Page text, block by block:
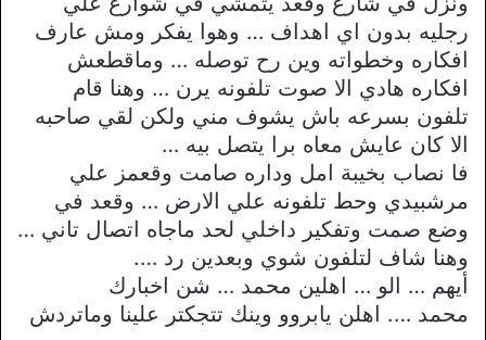
رجليه بدون اي اهداف … وهوا يفكر ومش عارف
افكاره وخطواته وين رح توصله … وماقطعش
افكاره هادي الا صوت تلفونه يرن … وهنا قام
تلفون بسرعه باش يشوف مني ولكن لقي صاحبه
الا كان عايش معاه برا يتصل بيه …
فا نصاب بخيبة امل وداره صامت وقعمز علي
مرشبيدي وحط تلفونه علي الارض … وقعد في
وضع صمت وتفكير داخلي لحد ماجاه اتصال تاني …
وهنا شاف لتلفون شوي وبعدين رد ….
أيهم … الو … اهلين محمد … شن اخبارك
محمد …. اهلن يابروو وينك تتجكتر علينا وماتردش